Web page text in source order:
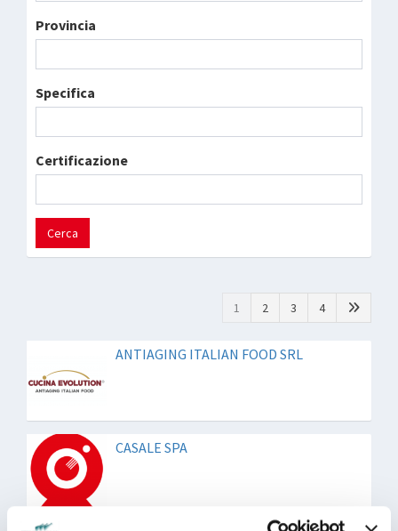
Provincia
Specifica
Certificazione
Cerca
1 2 3 4
ANTIAGING ITALIAN FOOD SRL
CASALE SPA